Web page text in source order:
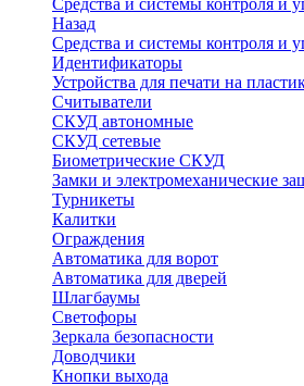
Средства и системы контроля и
Назад
Средства и системы контроля и
Идентификаторы
Устройства для печати на
Считыватели
СКУД автономные
СКУД сетевые
Биометрические СКУД
Замки и электромеханические
Турникеты
Калитки
Ограждения
Автоматика для ворот
Автоматика для дверей
Шлагбаумы
Светофоры
Зеркала безопасности
Доводчики
Кнопки выхода